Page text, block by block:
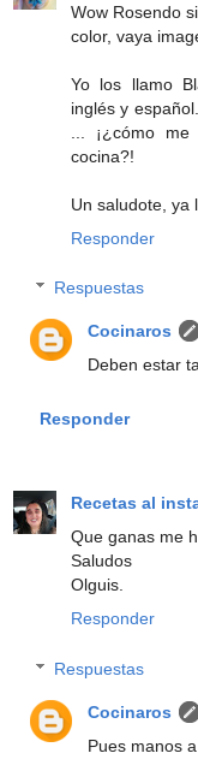
Wow Rosendo
color, vaya
Yo los llamo
inglés y
... ¡¿cómo
cocina?!
Un saludote, ya
Responder
Respuestas
Cocinaros
Deben estar
Responder
Recetas al
Que ganas me
Saludos
Olguis.
Responder
Respuestas
Cocinaros
Pues manos